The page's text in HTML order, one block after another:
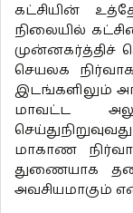
கட்சியின்
நிலையில்
முன்னகர்த்திச்
செயலக
இடங்களிலும்
மாவட்ட
மாகாண
துணையாக
அவசியமாகும்